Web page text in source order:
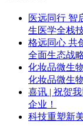
医远同行 智
生医学全栈
格远同心 共
全面生态战
化妆品微生
化妆品微生
喜讯 | 祝贺
企业！
科技重塑新